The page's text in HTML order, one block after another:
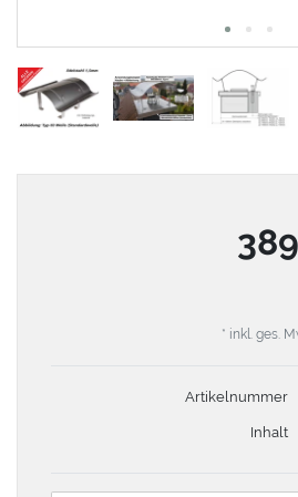
* inkl. ges.
Artikelnummer
Inhalt